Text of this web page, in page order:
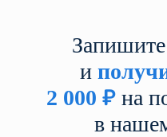
и
2 000 ₽на
в